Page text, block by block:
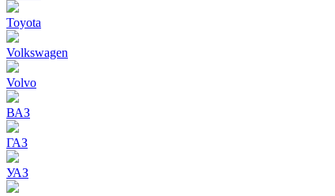
Toyota
Volkswagen
Volvo
ВАЗ
ГАЗ
УАЗ